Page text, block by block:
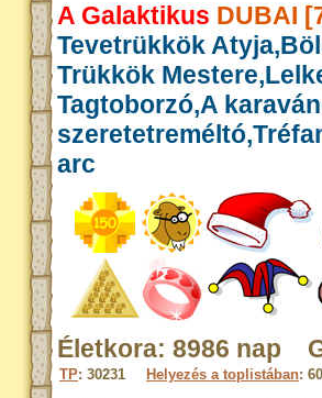
A Galaktikus DUBAI
Tevetrükkök
Trükkök
Tagtoborzó,A
arc
Életkora: 8986 nap
TP: 30231 Helyezés a toplistában: